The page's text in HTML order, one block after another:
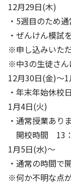
12月29日(木)
・5週目のため
・ぜんけん模試
※申し込みいた
※中3の生徒さん
12月30日(金)～
・年末年始休校日
1月4日(火)
・通常授業あり
開校時間 13
1月5日(水)～
・通常の時間で
※何か不明な点